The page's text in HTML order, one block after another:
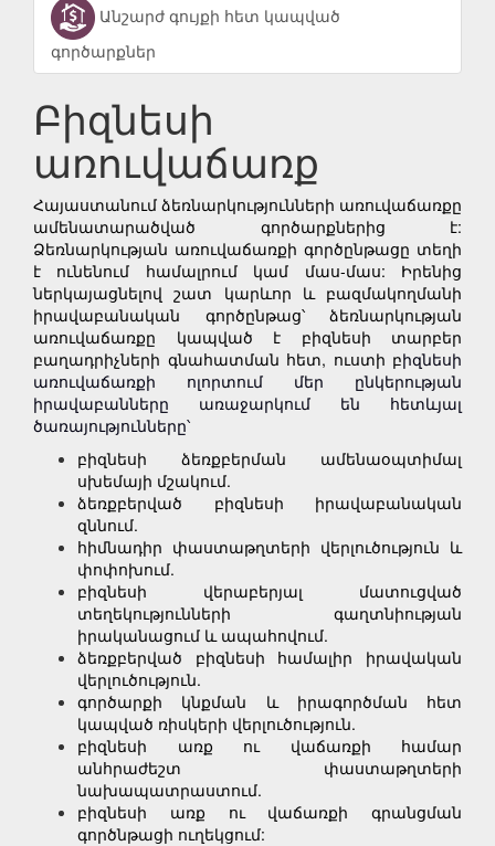
Անշարժ գույքի հետ կապված
գործարքներ
Բիզնեսի
առուվաճառք
Հայաստանում ձեռնարկությունների առուվաճառքը
ամենատարածված գործարքներից է:
Ձեռնարկության առուվաճառքի գործընթացը տեղի
է ունենում համալրում կամ մաս-մաս: Իրենից
ներկայացնելով շատ կարևոր և բազմակողմանի
իրավաբանական գործընթաց՝ ձեռնարկության
առուվաճառքը կապված է բիզնեսի տարբեր
բաղադրիչների գնահատման հետ, ուստի բիզնեսի
առուվաճառքի ոլորտում մեր ընկերության
իրավաբանները առաջարկում են հետևյալ
ծառայությունները՝
բիզնեսի ձեռքբերման ամենաօպտիմալ
սխեմայի մշակում.
ձեռքբերված բիզնեսի իրավաբանական
զննում.
հիմնադիր փաստաթղտերի վերլուծություն և
փոփոխում.
բիզնեսի վերաբերյալ մատուցված
տեղեկությունների գաղտնիության
իրականացում և ապահովում.
ձեռքբերված բիզնեսի համալիր իրավական
վերլուծություն.
գործարքի կնքման և իրագործման հետ
կապված ռիսկերի վերլուծություն.
բիզնեսի առք ու վաճառքի համար
անհրաժեշտ փաստաթղտերի
նախապատրաստում.
բիզնեսի առք ու վաճառքի գրանցման
գործնթացի ուղեկցում: